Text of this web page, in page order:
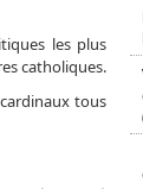
les plus
catholiques.
tous